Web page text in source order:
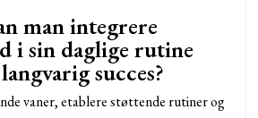
man integrere
i sin daglige rutine
succes?
vaner, etablere støttende rutiner og